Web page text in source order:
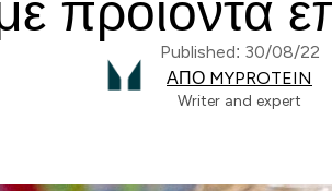
προϊόντα
Published: 30/08/22
ΑΠΌ MYPROTEIN
Writer and expert